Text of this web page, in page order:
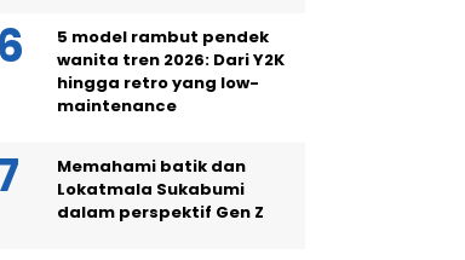
5 model rambut pendek
wanita tren 2026: Dari Y2K
hingga retro yang low-
maintenance
Memahami batik dan
Lokatmala Sukabumi
dalam perspektif Gen Z